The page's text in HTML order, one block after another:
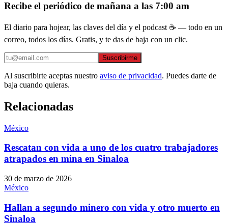
Recibe el periódico de mañana a las 7:00 am
El diario para hojear, las claves del día y el podcast ☕ — todo en un
correo, todos los días. Gratis, y te das de baja con un clic.
Suscribirme
Al suscribirte aceptas nuestro aviso de privacidad. Puedes darte de
baja cuando quieras.
Relacionadas
México
Rescatan con vida a uno de los cuatro trabajadores
atrapados en mina en Sinaloa
30 de marzo de 2026
México
Hallan a segundo minero con vida y otro muerto en
Sinaloa